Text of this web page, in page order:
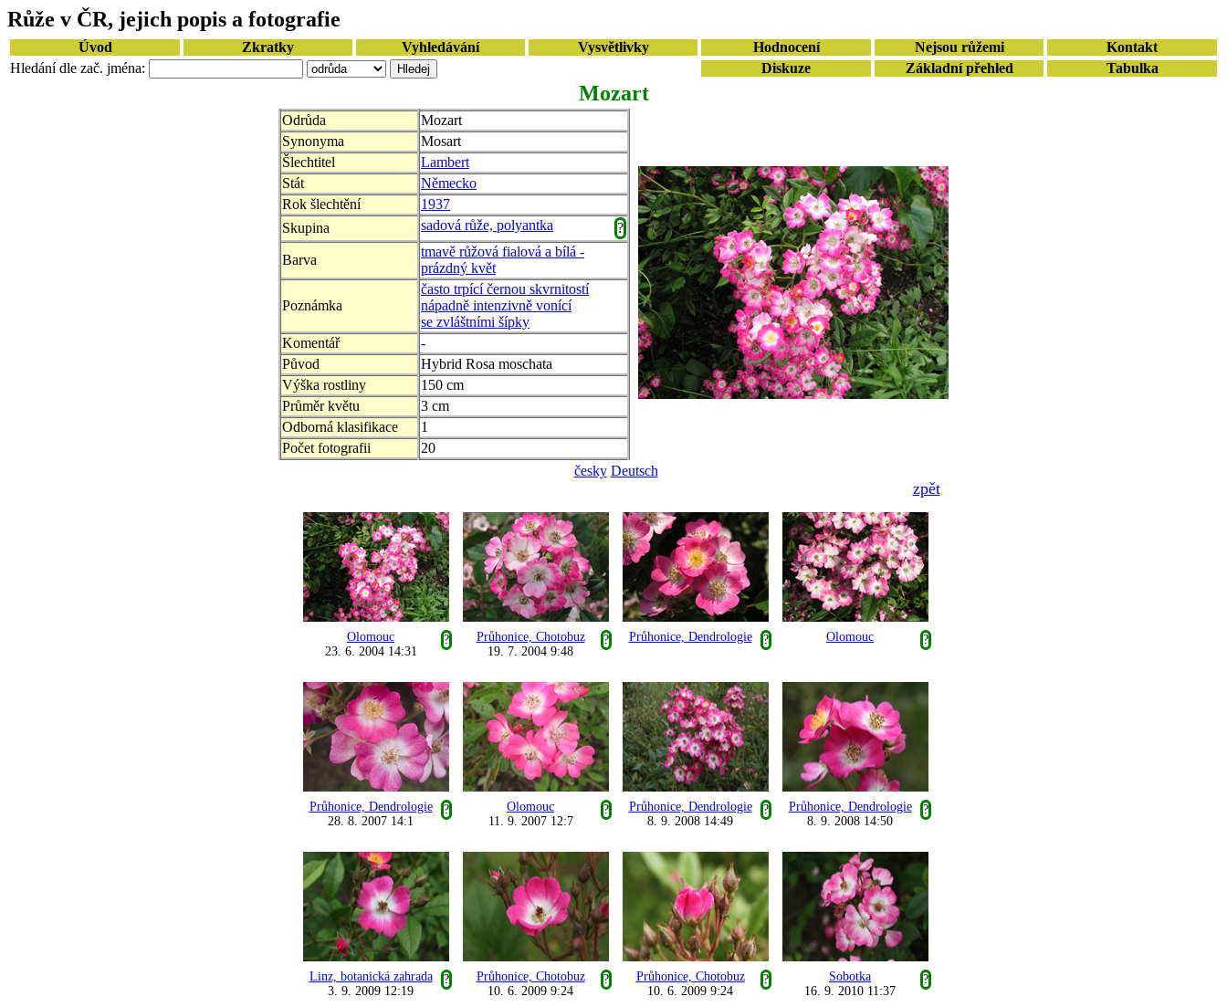
Růže v ČR, jejich popis a fotografie
Úvod Zkratky Vyhledávání Vysvětlivky Hodnocení Nejsou růžemi
Kontakt
Hledání dle zač. jména:
Diskuze Základní přehled Tabulka
Mozart
Odrůda
Mozart
Synonyma
Mosart
Šlechtitel
Lambert
Stát
Německo
Rok šlechtění
1937
Skupina
sadová růže, polyantka ?
Barva
tmavě růžová fialová a bílá -
prázdný květ
Poznámka
často trpící černou skvrnitostí
nápadně intenzivně vonící
se zvláštními šípky
Komentář
-
Původ
Hybrid Rosa moschata
Výška rostliny
150 cm
Průměr květu
3 cm
Odborná klasifikace
1
Počet fotografii
20
česky Deutsch
zpět
Olomouc
?
23. 6. 2004 14:31
Průhonice, Chotobuz
?
19. 7. 2004 9:48
Průhonice, Dendrologie ? Olomouc ?
Průhonice, Dendrologie
?
28. 8. 2007 14:1
Olomouc
?
11. 9. 2007 12:7
Průhonice, Dendrologie
?
8. 9. 2008 14:49
Průhonice, Dendrologie
?
8. 9. 2008 14:50
Linz, botanická zahrada
?
3. 9. 2009 12:19
Průhonice, Chotobuz
?
10. 6. 2009 9:24
Průhonice, Chotobuz
?
10. 6. 2009 9:24
Sobotka
?
16. 9. 2010 11:37